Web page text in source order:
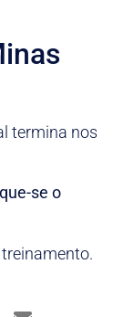
termina nos
se o